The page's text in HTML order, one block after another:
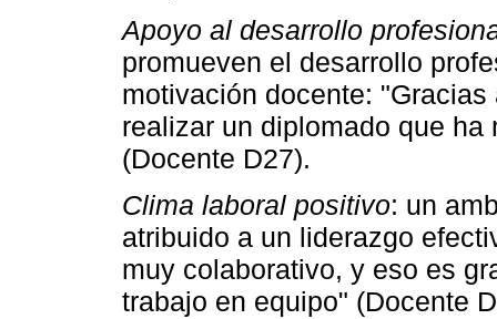
Apoyo al desarrollo
promueven el desarrollo
motivación docente:
realizar un diplomado que
(Docente D27).
Clima laboral positivo: un
atribuido a un liderazgo
muy colaborativo, y eso es
trabajo en equipo" (Docente